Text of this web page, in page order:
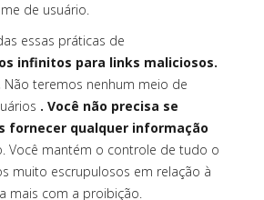
de usuário.
essas práticas de
infinitos para links maliciosos.
Não teremos nenhum meio de
. Você não precisa se
fornecer qualquer informação
Você mantém o controle de tudo o
muito escrupulosos em relação à
mais com a proibição.